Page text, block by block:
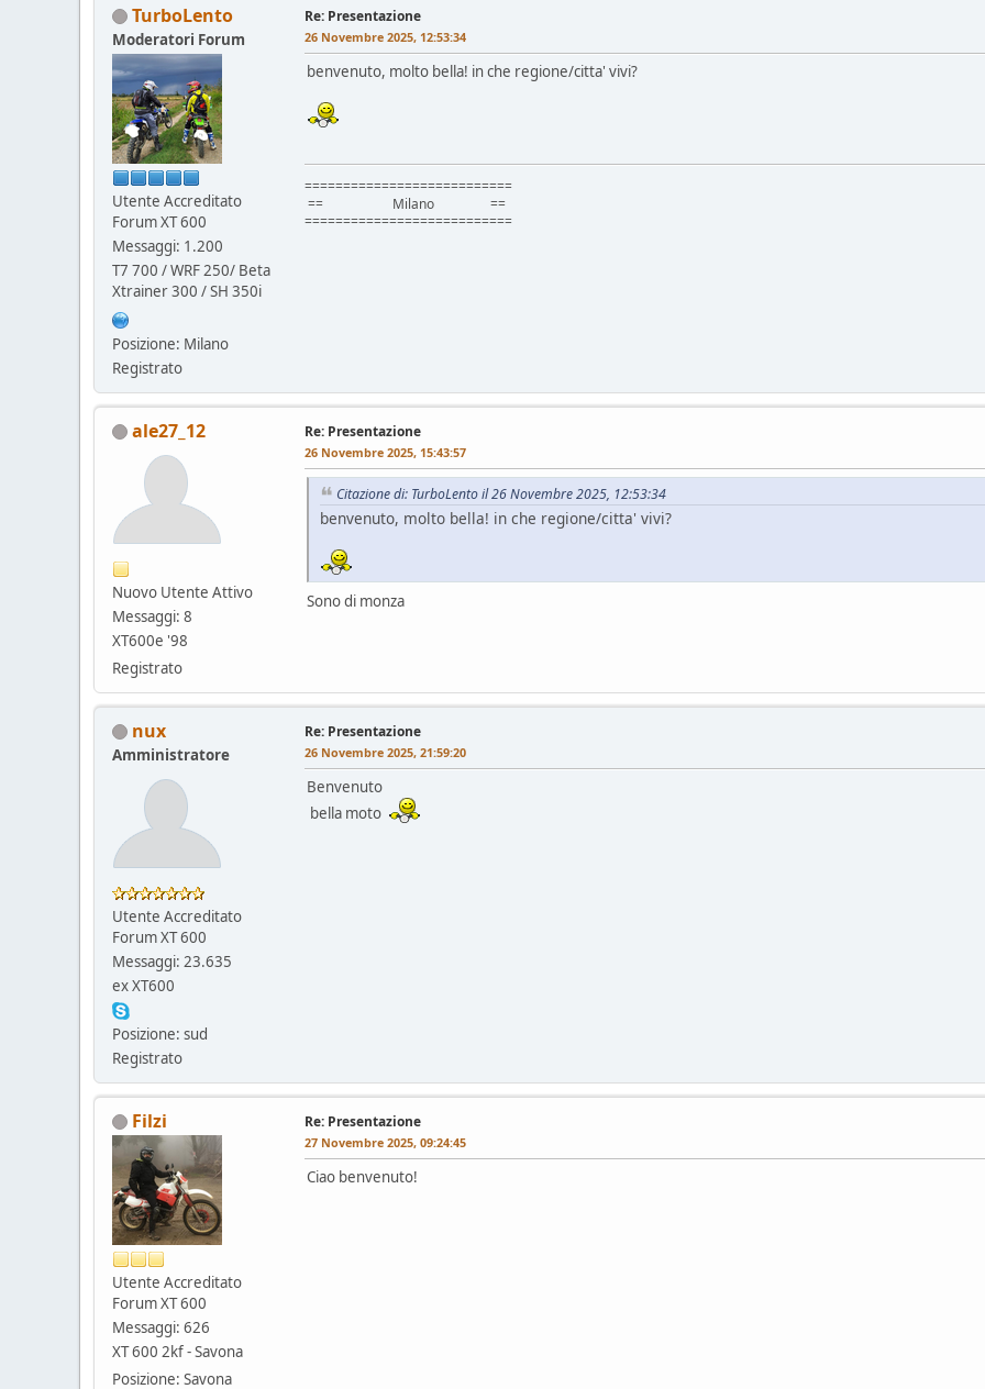
TurboLento
Moderatori Forum
Utente Accreditato
Forum XT 600
Messaggi: 1.200
T7 700 / WRF 250/ Beta
Xtrainer 300 / SH 350i
Posizione: Milano
Registrato
Re: Presentazione
26 Novembre 2025, 12:53:34
benvenuto, molto bella! in che regione/citta' vivi?
===========================
== Milano ==
===========================
ale27_12
Nuovo Utente Attivo
Messaggi: 8
XT600e '98
Registrato
Re: Presentazione
26 Novembre 2025, 15:43:57
Citazione di: TurboLento il 26 Novembre 2025, 12:53:34
benvenuto, molto bella! in che regione/citta' vivi?
Sono di monza
nux
Amministratore
Utente Accreditato
Forum XT 600
Messaggi: 23.635
ex XT600
Posizione: sud
Registrato
Re: Presentazione
26 Novembre 2025, 21:59:20
Benvenuto
bella moto
Filzi
Utente Accreditato
Forum XT 600
Messaggi: 626
XT 600 2kf - Savona
Posizione: Savona
Re: Presentazione
27 Novembre 2025, 09:24:45
Ciao benvenuto!